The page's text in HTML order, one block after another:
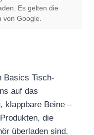
Es gelten die
Google.
Basics Tisch-
auf das
klappbare Beine –
die
überladen sind,